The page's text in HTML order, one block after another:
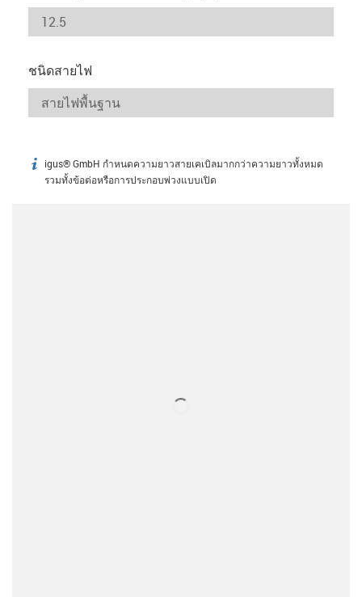
ชนิดสายไฟ
igus-icon-info
igus® GmbH กำหนดความยาวสายเคเบิลมากกว่าความยาวทั้งหมด
รวมทั้งข้อต่อหรือการประกอบพ่วงแบบเปิด